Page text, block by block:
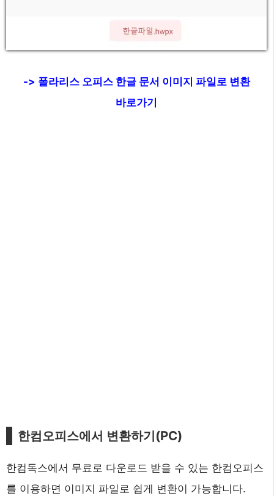
-> 폴라리스 오피스 한글 문서 이미지 파일로 변환
바로가기
한컴오피스에서 변환하기(PC)
한컴독스에서 무료로 다운로드 받을 수 있는 한컴오피스
를 이용하면 이미지 파일로 쉽게 변환이 가능합니다.